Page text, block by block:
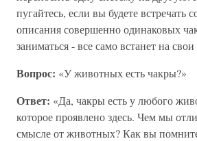
пугайтесь, если вы будете встречать
описания совершенно одинаковых
заниматься - все само встанет на свои
Вопрос: «У животных есть чакры?»
Ответ: «Да, чакры есть у любого
которое проявлено здесь. Чем мы
смысле от животных? Как вы